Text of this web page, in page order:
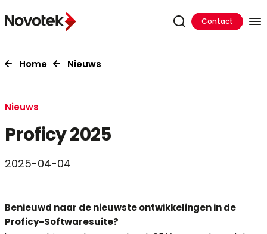
Contact
Home Nieuws
Nieuws
Proficy 2025
2025-04-04
Benieuwd naar de nieuwste ontwikkelingen in de
Proficy-Softwaresuite?